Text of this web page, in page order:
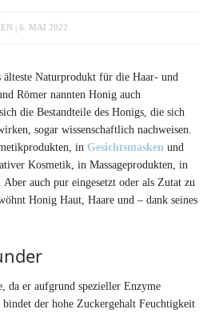
6. MAI 2022
Naturprodukt für die Haar- und
Römer nannten Honig auch
die Bestandteile des Honigs, die sich
sogar wissenschaftlich nachweisen.
in Gesichtsmasken und
Kosmetik, in Massageprodukten, in
Aber auch pur eingesetzt oder als Zutat zu
Honig Haut, Haare und – dank seines
da er aufgrund spezieller Enzyme
der hohe Zuckergehalt Feuchtigkeit